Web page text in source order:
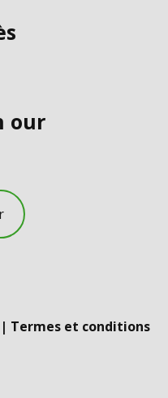
our
| Termes et conditions